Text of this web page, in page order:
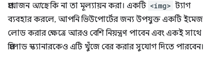
প্রয়োজন আছেকি না তা মূল্যায়ন করা। একটি <img> ট্যাগ
ব্যবহার করলে, আপনি ভিউপোর্টের জন্য উপযুক্ত একটি ইমেজ
লোড করার ক্ষেত্রে আরও বেশি নিয়ন্ত্রণ পাবেন এবং একই সাথে
প্রিলোড স্ক্যানারকেও এটি খুঁজে বের করার সুযোগ দিতে পারবেন।